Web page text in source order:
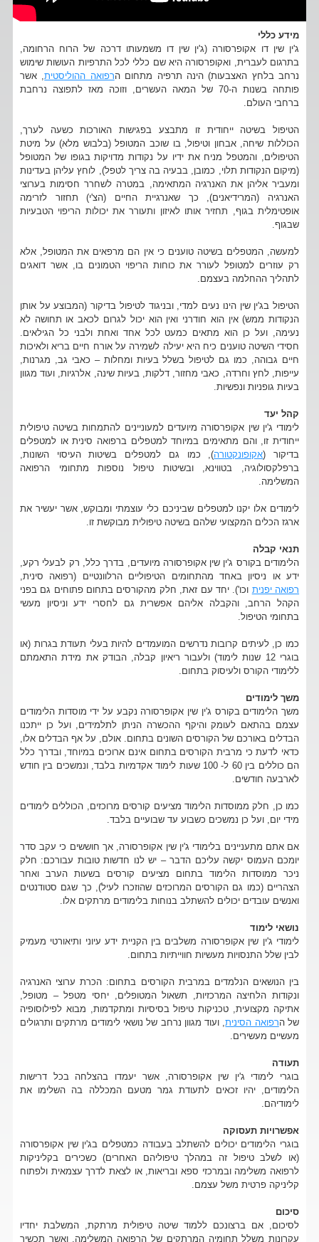
מידע כללי
ג'ין שין דו אקופרסורה (ג'ין שין דו משמעותו דרכה של הרוח הרחומה,
בתרגום לעברית, ואקופרסורה היא שם כללי לכל התרפיות העושות שימוש
נרחב בלחץ האצבעות) הינה תרפיה מתחום הרפואה ההוליסטית, אשר
פותחה בשנות ה-70 של המאה העשרים, וזוכה מאז לתפוצה נרחבת
ברחבי העולם.
הטיפול בשיטה ייחודית זו מתבצע בפגישות האורכות כשעה לערך,
הכוללות שיחה, אבחון וטיפול, בו שוכב המטופל (בלבוש מלא) על מיטת
הטיפולים, והמטפל מניח את ידיו על נקודות מדויקות בגופו של המטופל
(מיקום הנקודות תלוי, כמובן, בבעיה בה צריך לטפל), לוחץ עליהן בעדינות
ומעביר אליהן את האנרגיה המתאימה, במטרה לשחרר חסימות בערוצי
האנרגיה (המרידיאנים), כך שאנרגיית החיים (הצ'י) תחזור לזרימה
אופטימלית בגוף, תחזיר אותו לאיזון ותעורר את יכולות הריפוי הטבעיות
שבגוף.
למעשה, המטפלים בשיטה טוענים כי אין הם מרפאים את המטופל, אלא
רק עוזרים למטופל לעורר את כוחות הריפוי הטמונים בו, אשר דואגים
לתהליך ההחלמה בעצמם.
הטיפול בג'ין שין הינו נעים למדי, ובניגוד לטיפול בדיקור (המבוצע על אותן
הנקודות ממש) אין הוא חודרני ואין הוא יכול לגרום לכאב או תחושה לא
נעימה, ועל כן הוא מתאים כמעט לכל אחד ואחת ולבני כל הגילאים.
חסידי השיטה טוענים כיח היא יעילה לשמירה על אורח חיים בריא ולאיכות
חיים גבוהה, כמו גם לטיפול בשלל בעיות ומחלות – כאבי גב, מגרנות,
עייפות, לחץ וחרדה, כאבי מחזור, דלקות, בעיות שינה, אלרגיות, ועוד מגוון
בעיות גופניות ונפשיות.
קהל יעד
לימודי ג'ין שין אקופרסורה מיועדים למעוניינים להתמחות בשיטה טיפולית
ייחודית זו, והם מתאימים במיוחד למטפלים ברפואה סינית או למטפלים
בדיקור (אקופונקטורה), כמו גם למטפלים בשיטות העיסוי השונות,
ברפלקסולוגיה, בטווינא, ובשיטות טיפול נוספות מתחומי הרפואה
המשלימה.
לימודים אלו יקנו למטפלים שביניכם כלי עוצמתי ומבוקש, אשר יעשיר את
ארגז הכלים המקצועי שלהם בשיטה טיפולית מבוקשת זו.
תנאי קבלה
הלימודים בקורס ג'ין שין אקופרסורה מיועדים, בדרך כלל, רק לבעלי רקע,
ידע או ניסיון באחד מהתחומים הטיפוליים הרלוונטיים (רפואה סינית,
רפואה יפנית וכו'). יחד עם זאת, חלק מהקורסים בתחום פתוחים גם בפני
הקהל הרחב, והקבלה אליהם אפשרית גם לחסרי ידע וניסיון מעשי
בתחומי הטיפול.
כמו כן, לעיתים קרובות נדרשים המועמדים להיות בעלי תעודת בגרות (או
בוגרי 12 שנות לימוד) ולעבור ריאיון קבלה, הבודק את מידת התאמתם
ללימודי הקורס ולעיסוק בתחום.
משך לימודים
משך הלימודים בקורס ג'ין שין אקופרסורה נקבע על ידי מוסדות הלימודים
עצמם בהתאם לעומק והיקף ההכשרה הניתן לתלמידים, ועל כן ייתכנו
הבדלים באורכם של הקורסים השונים בתחום. אולם, על אף הבדלים אלו,
כדאי לדעת כי מרבית הקורסים בתחום אינם ארוכים במיוחד, ובדרך כלל
הם כוללים בין 60 ל- 100 שעות לימוד אקדמיות בלבד, ונמשכים בין חודש
לארבעה חודשים.
כמו כן, חלק ממוסדות הלימוד מציעים קורסים מרוכזים, הכוללים לימודים
מידי יום, ועל כן נמשכים כשבוע עד שבועיים בלבד.
אם אתם מתעניינים בלימודי ג'ין שין אקופרסורה, אך חוששים כי עקב סדר
יומכם העמוס יקשה עליכם הדבר – יש לנו חדשות טובות עבורכם: חלק
ניכר ממוסדות הלימוד בתחום מציעים קורסים בשעות הערב ואחר
הצהריים (כמו גם הקורסים המרוכזים שהוזכרו לעיל), כך שגם סטודנטים
ואנשים עובדים יכולים להשתלב בנוחות בלימודים מרתקים אלו.
נושאי לימוד
לימודי ג'ין שין אקופרסורה משלבים בין הקניית ידע עיוני ותיאורטי מעמיק
לבין שלל התנסויות מעשיות חווייתיות בתחום.
בין הנושאים הנלמדים במרבית הקורסים בתחום: הכרת ערוצי האנרגיה
ונקודות הלחיצה המרכזיות, תשאול המטופלים, יחסי מטפל – מטופל,
אתיקה מקצועית, טכניקות טיפול בסיסיות ומתקדמות, מבוא לפילוסופיה
של הרפואה הסינית, ועוד מגוון נרחב של נושאי לימודים מרתקים ותרגולים
מעשיים מעשירים.
תעודה
בוגרי לימודי ג'ין שין אקופרסורה, אשר יעמדו בהצלחה בכל דרישות
הלימודים, יהיו זכאים לתעודת גמר מטעם המכללה בה השלימו את
לימודיהם.
אפשרויות תעסוקה
בוגרי הלימודים יכולים להשתלב בעבודה כמטפלים בג'ין שין אקופרסורה
(או לשלב טיפול זה במהלך טיפוליהם האחרים) כשכירים בקליניקות
לרפואה משלימה ובמרכזי ספא ובריאות, או לצאת לדרך עצמאית ולפתוח
קליניקה פרטית משל עצמם.
סיכום
לסיכום, אם ברצונכם ללמוד שיטה טיפולית מרתקת, המשלבת יחדיו
עקרונות משלל תחומיה המרתקים של הרפואה המשלימה, ואשר תכשיר